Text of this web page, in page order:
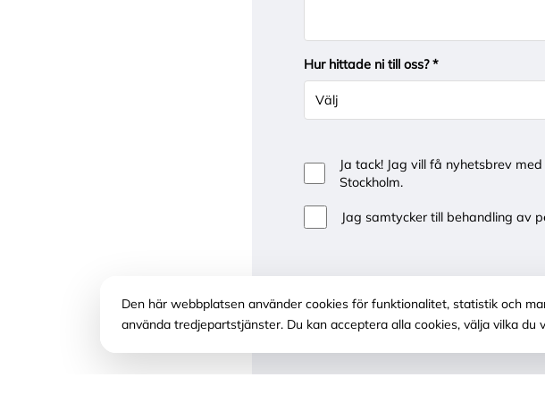
Hur hittade ni till oss? *
Ja tack! Jag vill få nyhetsbrev
Stockholm.
Jag samtycker till behandling av
Den här webbplatsen använder cookies för funktionalitet, statistik och
använda tredjepartstjänster. Du kan acceptera alla cookies, välja vilka du